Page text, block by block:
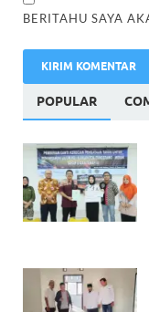
BERITAHU SAYA
POPULAR